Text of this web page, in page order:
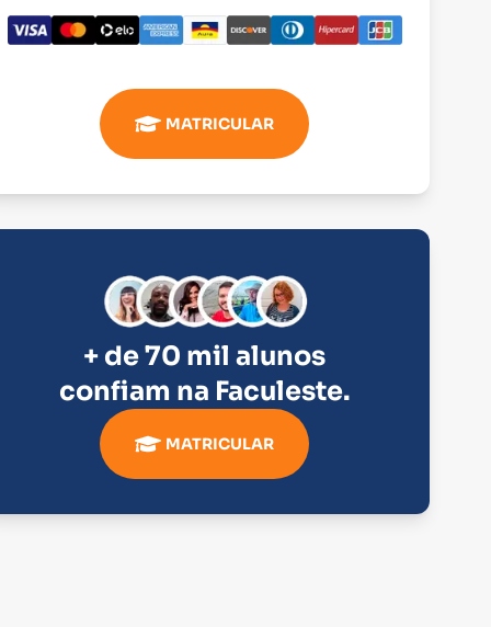
MATRICULAR
+ de 70 mil alunos
confiam na Faculeste.
MATRICULAR